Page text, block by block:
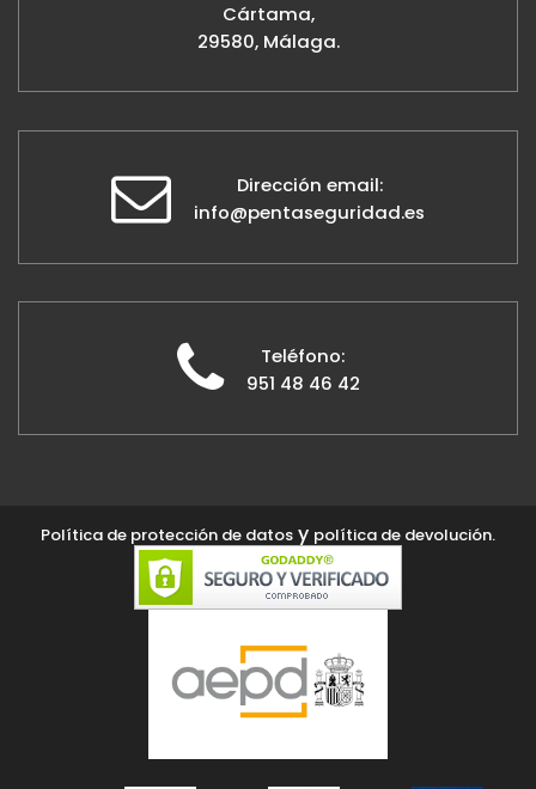
Cártama,
29580, Málaga.
Dirección email:
info@pentaseguridad.es
Teléfono:
951 48 46 42
Política de protección de datos y política de devolución.